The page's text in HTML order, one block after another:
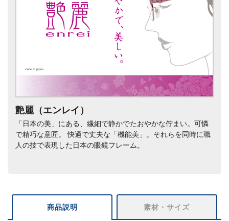
艶麗（エンレイ）
「日本の美」にある、繊細で静かでたおやかな佇まい。可憐
で精巧な意匠。 快適で丈夫な「機能美」。それらを同時に職
人の技で表現した日本の眼鏡フレーム。
商品説明 素材・サイズ